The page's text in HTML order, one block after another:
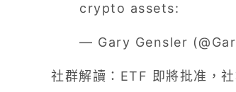
crypto assets:
— Gary Gensler
社群解讀：ETF 即將批准，